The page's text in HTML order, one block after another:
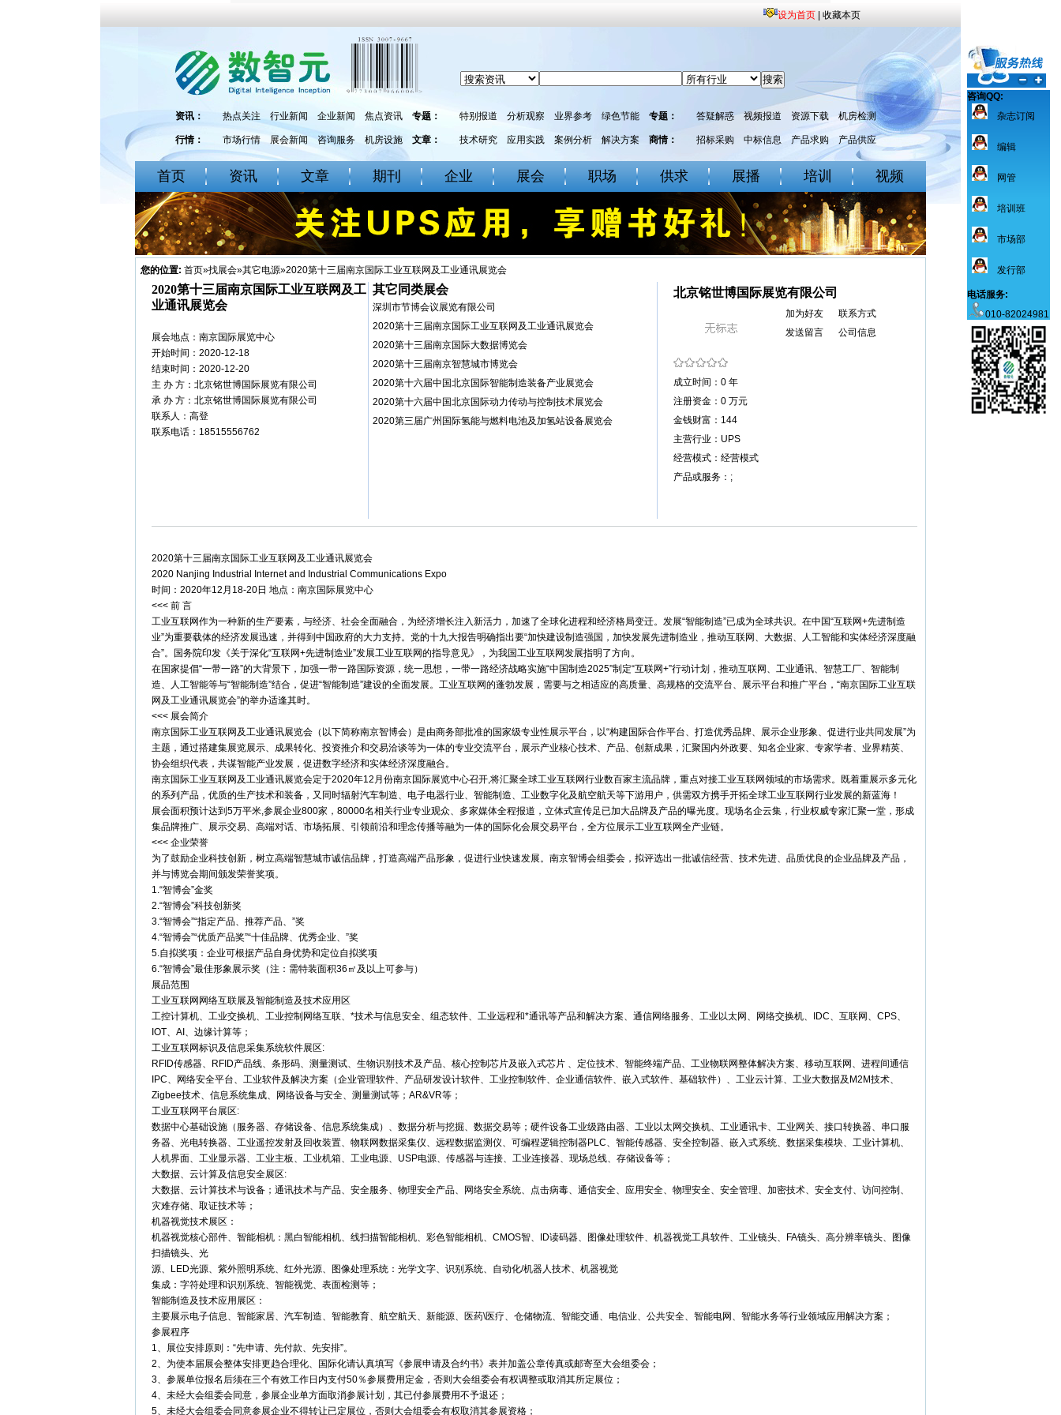
咨询QQ:
杂志订阅
编辑
网管
培训班
市场部
发行部
电话服务:
010-82024981
设为首页 收藏本页
资讯： 热点关注 行业新闻 企业新闻 焦点资讯 专题： 特别报道 分析观察 业界参考 绿色节能 专题： 答疑解惑 视频报道 资源下载 机房检测
行情： 市场行情 展会新闻 咨询服务 机房设施 文章： 技术研究 应用实践 案例分析 解决方案 商情： 招标采购 中标信息 产品求购 产品供应
首页 资讯 文章 期刊 企业 展会 职场 供求 展播 培训 视频
您的位置: 首页»找展会»其它电源»2020第十三届南京国际工业互联网及工业通讯展览会
2020第十三届南京国际工业互联网及工
业通讯展览会
展会地点：南京国际展览中心
开始时间：2020-12-18
结束时间：2020-12-20
主 办 方：北京铭世博国际展览有限公司
承 办 方：北京铭世博国际展览有限公司
联系人：高登
联系电话：18515556762
其它同类展会
深圳市节博会议展览有限公司
2020第十三届南京国际工业互联网及工业通讯展览会
2020第十三届南京国际大数据博览会
2020第十三届南京智慧城市博览会
2020第十六届中国北京国际智能制造装备产业展览会
2020第十六届中国北京国际动力传动与控制技术展览会
2020第三届广州国际氢能与燃料电池及加氢站设备展览会
北京铭世博国际展览有限公司
加为好友
联系方式
发送留言
公司信息
成立时间：0 年
注册资金：0 万元
金钱财富：144
主营行业：UPS
经营模式：经营模式
产品或服务：;
2020第十三届南京国际工业互联网及工业通讯展览会
2020 Nanjing Industrial Internet and Industrial Communications Expo
时间：2020年12月18-20日 地点：南京国际展览中心
<<< 前 言
工业互联网作为一种新的生产要素，与经济、社会全面融合，为经济增长注入新活力，加速了全球化进程和经济格局变迁。发展“智能制造”已成为全球共识。在中国“互联网+先进制造
业”为重要载体的经济发展迅速，并得到中国政府的大力支持。党的十九大报告明确指出要“加快建设制造强国，加快发展先进制造业，推动互联网、大数据、人工智能和实体经济深度融
合”。国务院印发《关于深化“互联网+先进制造业”发展工业互联网的指导意见》，为我国工业互联网发展指明了方向。
在国家提倡“一带一路”的大背景下，加强一带一路国际资源，统一思想，一带一路经济战略实施“中国制造2025”制定“互联网+”行动计划，推动互联网、工业通讯、智慧工厂、智能制
造、人工智能等与“智能制造”结合，促进“智能制造”建设的全面发展。工业互联网的蓬勃发展，需要与之相适应的高质量、高规格的交流平台、展示平台和推广平台，“南京国际工业互联
网及工业通讯展览会”的举办适逢其时。
<<< 展会简介
南京国际工业互联网及工业通讯展览会（以下简称南京智博会）是由商务部批准的国家级专业性展示平台，以“构建国际合作平台、打造优秀品牌、展示企业形象、促进行业共同发展”为
主题，通过搭建集展览展示、成果转化、投资推介和交易洽谈等为一体的专业交流平台，展示产业核心技术、产品、创新成果，汇聚国内外政要、知名企业家、专家学者、业界精英、
协会组织代表，共谋智能产业发展，促进数字经济和实体经济深度融合。
南京国际工业互联网及工业通讯展览会定于2020年12月份南京国际展览中心召开,将汇聚全球工业互联网行业数百家主流品牌，重点对接工业互联网领域的市场需求。既着重展示多元化
的系列产品，优质的生产技术和装备，又同时辐射汽车制造、电子电器行业、智能制造、工业数字化及航空航天等下游用户，供需双方携手开拓全球工业互联网行业发展的新蓝海！
展会面积预计达到5万平米,参展企业800家，80000名相关行业专业观众、多家媒体全程报道，立体式宣传足已加大品牌及产品的曝光度。现场名企云集，行业权威专家汇聚一堂，形成
集品牌推广、展示交易、高端对话、市场拓展、引领前沿和理念传播等融为一体的国际化会展交易平台，全方位展示工业互联网全产业链。
<<< 企业荣誉
为了鼓励企业科技创新，树立高端智慧城市诚信品牌，打造高端产品形象，促进行业快速发展。南京智博会组委会，拟评选出一批诚信经营、技术先进、品质优良的企业品牌及产品，
并与博览会期间颁发荣誉奖项。
1.“智博会”金奖
2.“智博会”科技创新奖
3.“智博会”“指定产品、推荐产品、”奖
4.“智博会”“优质产品奖”“十佳品牌、优秀企业、”奖
5.自拟奖项：企业可根据产品自身优势和定位自拟奖项
6.“智博会”最佳形象展示奖（注：需特装面积36㎡及以上可参与）
展品范围
工业互联网网络互联展及智能制造及技术应用区
工控计算机、工业交换机、工业控制网络互联、*技术与信息安全、组态软件、工业远程和*通讯等产品和解决方案、通信网络服务、工业以太网、网络交换机、IDC、互联网、CPS、
IOT、AI、边缘计算等；
工业互联网标识及信息采集系统软件展区:
RFID传感器、RFID产品线、条形码、测量测试、生物识别技术及产品、核心控制芯片及嵌入式芯片 、定位技术、智能终端产品、工业物联网整体解决方案、移动互联网、进程间通信
IPC、网络安全平台、工业软件及解决方案（企业管理软件、产品研发设计软件、工业控制软件、企业通信软件、嵌入式软件、基础软件）、工业云计算、工业大数据及M2M技术、
Zigbee技术、信息系统集成、网络设备与安全、测量测试等；AR&VR等；
工业互联网平台展区:
数据中心基础设施（服务器、存储设备、信息系统集成）、数据分析与挖掘、数据交易等；硬件设备工业级路由器、工业以太网交换机、工业通讯卡、工业网关、接口转换器、串口服
务器、光电转换器、工业遥控发射及回收装置、物联网数据采集仪、远程数据监测仪、可编程逻辑控制器PLC、智能传感器、安全控制器、嵌入式系统、数据采集模块、工业计算机、
人机界面、工业显示器、工业主板、工业机箱、工业电源、USP电源、传感器与连接、工业连接器、现场总线、存储设备等；
大数据、云计算及信息安全展区:
大数据、云计算技术与设备；通讯技术与产品、安全服务、物理安全产品、网络安全系统、点击病毒、通信安全、应用安全、物理安全、安全管理、加密技术、安全支付、访问控制、
灾难存储、取证技术等；
机器视觉技术展区：
机器视觉核心部件、智能相机：黑白智能相机、线扫描智能相机、彩色智能相机、CMOS智、ID读码器、图像处理软件、机器视觉工具软件、工业镜头、FA镜头、高分辨率镜头、图像
扫描镜头、光
源、LED光源、紫外照明系统、红外光源、图像处理系统：光学文字、识别系统、自动化/机器人技术、机器视觉
集成：字符处理和识别系统、智能视觉、表面检测等；
智能制造及技术应用展区：
主要展示电子信息、智能家居、汽车制造、智能教育、航空航天、新能源、医药\医疗、仓储物流、智能交通、电信业、公共安全、智能电网、智能水务等行业领域应用解决方案；
参展程序
1、展位安排原则：“先申请、先付款、先安排”。
2、为使本届展会整体安排更趋合理化、国际化请认真填写《参展申请及合约书》表并加盖公章传真或邮寄至大会组委会；
3、参展单位报名后须在三个有效工作日内支付50％参展费用定金，否则大会组委会有权调整或取消其所定展位；
4、未经大会组委会同意，参展企业单方面取消参展计划，其已付参展费用不予退还；
5、未经大会组委会同意参展企业不得转让已定展位，否则大会组委会有权取消其参展资格；